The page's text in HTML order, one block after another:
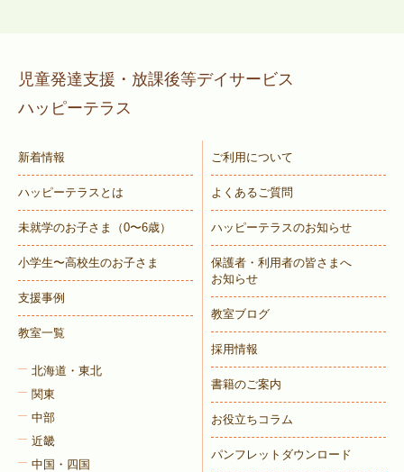
児童発達支援・放課後等デイサービス
ハッピーテラス
新着情報
ハッピーテラスとは
未就学のお子さま （0〜6歳）
小学生〜高校生のお子さま
支援事例
教室一覧
北海道・東北
関東
中部
近畿
中国・四国
ご利用について
よくあるご質問
ハッピーテラスのお知らせ
保護者・利用者の皆さまへ
お知らせ
教室ブログ
採用情報
書籍のご案内
お役立ちコラム
パンフレットダウンロード